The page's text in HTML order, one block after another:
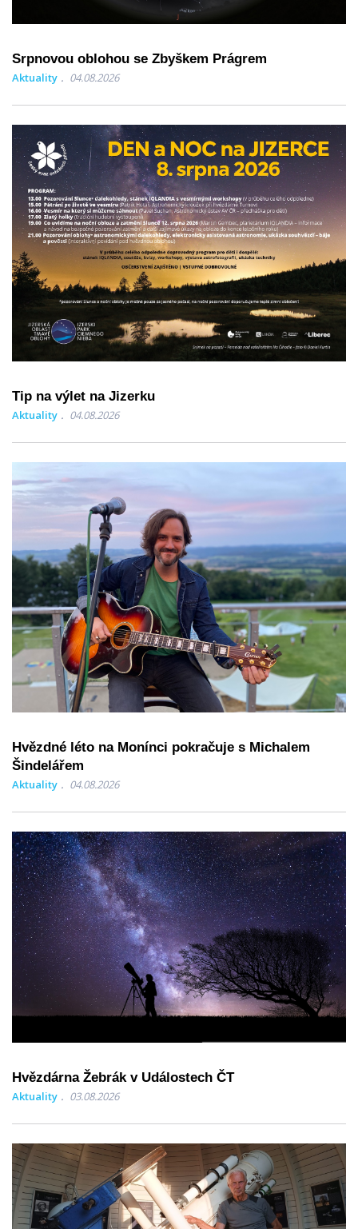
Srpnovou oblohou se Zbyškem Prágrem
Aktuality 04.08.2026
Tip na výlet na Jizerku
Aktuality 04.08.2026
Hvězdné léto na Monínci pokračuje s Michalem
Šindelářem
Aktuality 04.08.2026
Hvězdárna Žebrák v Událostech ČT
Aktuality 03.08.2026